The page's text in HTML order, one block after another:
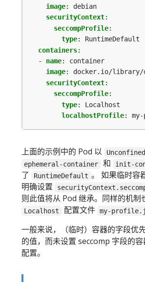
image:
debian
securityContext:
seccompProfile:
type:
RuntimeDefault
containers:
- name:
container
image:
docker.io/library/
securityContext:
seccompProfile:
type:
Localhost
localhostProfile:
上面的示例中的 Pod 以 Unconfined
ephemeral-container 和 init-
了
RuntimeDefault 。 如果临时容
明确设置
则此值将从 Pod 继承。同样的机制
Localhost 配置文件 my-
一般来说，（临时）容器的字段优
的值，而未设置 seccomp 字段的
配置。